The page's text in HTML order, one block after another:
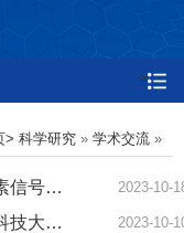
=
> 科学研究 » 学术交流 »
2023年10月20日学术讲座：植物生长素信号通路-从感知到信号传递 2023-10-
2023年11月15日学术讲座：西北农林科技大学教授“勷勤论坛”专场讲座 2023-10-